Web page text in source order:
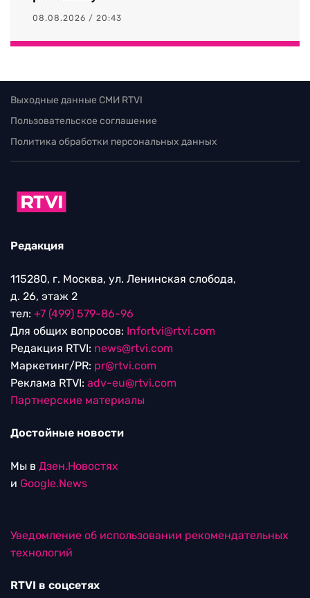
08.08.2026 / 20:43
Выходные данные СМИ RTVI
Пользовательское соглашение
Политика обработки персональных данных
Редакция
115280, г. Москва, ул. Ленинская слобода,
д. 26, этаж 2
тел: +7 (499) 579-86-96
Для общих вопросов: Infortvi@rtvi.com
Редакция RTVI: news@rtvi.com
Маркетинг/PR: pr@rtvi.com
Реклама RTVI: adv-eu@rtvi.com
Партнерские материалы
Достойные новости
Мы в Дзен.Новостях
и Google.News
Уведомление об использовании рекомендательных
технологий
RTVI в соцсетях